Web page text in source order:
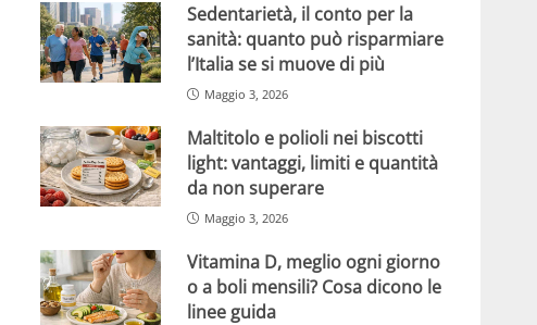
Sedentarietà, il conto per la
sanità: quanto può risparmiare
l’Italia se si muove di più
Maggio 3, 2026
Maltitolo e polioli nei biscotti
light: vantaggi, limiti e quantità
da non superare
Maggio 3, 2026
Vitamina D, meglio ogni giorno
o a boli mensili? Cosa dicono le
linee guida